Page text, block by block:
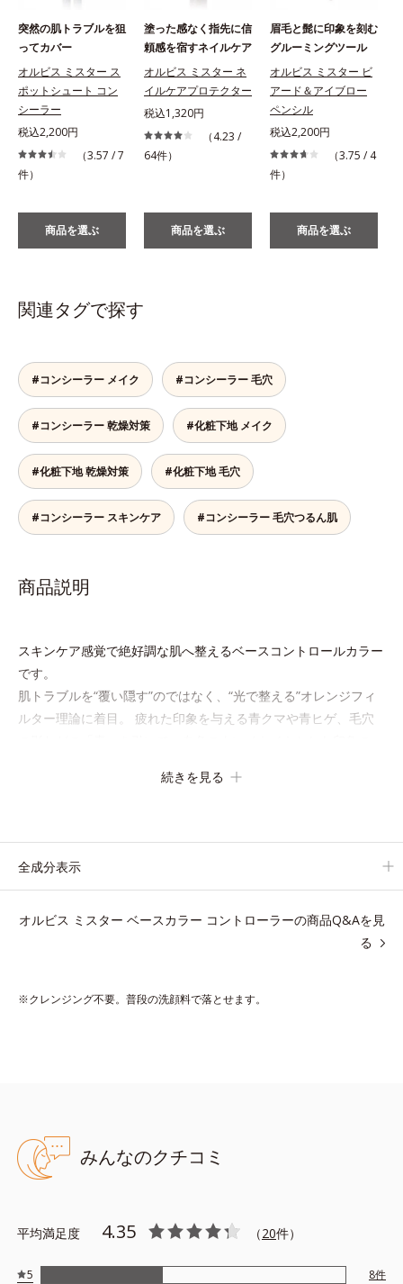
突然の肌トラブルを狙
ってカバー
オルビス ミスター ス
ポットシュート コン
シーラー
税込2,200円
（3.57 / 7
件）
商品を選ぶ
塗った感なく指先に信
頼感を宿すネイルケア
オルビス ミスター ネ
イルケアプロテクター
税込1,320円
（4.23 /
64件）
商品を選ぶ
眉毛と髭に印象を刻む
グルーミングツール
オルビス ミスター ビ
アード＆アイブロー
ペンシル
税込2,200円
（3.75 / 4
件）
商品を選ぶ
関連タグで探す
#コンシーラー メイク #コンシーラー 毛穴
#コンシーラー 乾燥対策 #化粧下地 メイク
#化粧下地 乾燥対策 #化粧下地 毛穴
#コンシーラー スキンケア #コンシーラー 毛穴つるん肌
商品説明
スキンケア感覚で絶好調な肌へ整えるベースコントロールカラー
です。
肌トラブルを“覆い隠す”のではなく、“光で整える”オレンジフィ
ルター理論に着目。 疲れた印象を与える青クマや青ヒゲ、毛穴
を光で整え、肌本来の魅力を引き出し、印象をランクアップさせ
ベタつくのに乾燥する男性の肌に、うるおいを与えつつ皮脂分泌
乾燥知らずの、清潔感のある肌が続きます。
さらにSPF20・PA++の紫外線カット効果で、日常シーンの紫外
分配合*2＝大気汚染物質が肌に触れるのを防ぐ成分 ●ファインス
続きを見る
全成分表示
オルビス ミスター ベースカラー コントローラーの商品Q&Aを見
る
※クレンジング不要。普段の洗顔料で落とせます。
みんなのクチコミ
平均満足度 4.35 （20件）
5 8件